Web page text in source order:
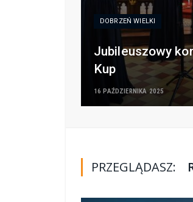
DOBRZEŃ WIELKI
Jubileuszowy
Kup
16 PAŹDZIERNIKA 2025
PRZEGLĄDASZ: